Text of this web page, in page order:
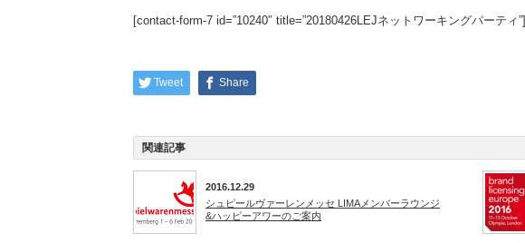
[contact-form-7 id=”10240″ title=”20180426LEJネットワーキングパーティ”]
Tweet Share
関連記事
2016.12.29
シュピールヴァーレンメッセ LIMAメンバーラウンジ
&ハッピーアワーのご案内